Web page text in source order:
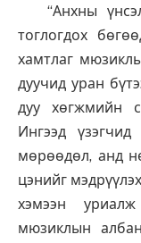
“Анхны
тоглогдох
хамтлаг
дуучид уран
дуу хөгжмийн
Ингээд
мөрөөдөл, анд
цэнийг
хэмээн
мюзиклын